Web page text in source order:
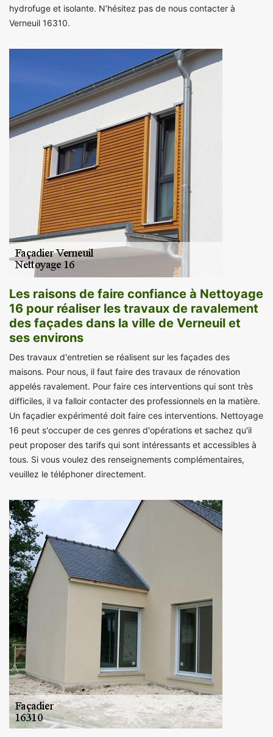
hydrofuge et isolante. N’hésitez pas de nous contacter à
Verneuil 16310.
Les raisons de faire confiance à Nettoyage
16 pour réaliser les travaux de ravalement
des façades dans la ville de Verneuil et
ses environs
Des travaux d'entretien se réalisent sur les façades des
maisons. Pour nous, il faut faire des travaux de rénovation
appelés ravalement. Pour faire ces interventions qui sont très
difficiles, il va falloir contacter des professionnels en la matière.
Un façadier expérimenté doit faire ces interventions. Nettoyage
16 peut s'occuper de ces genres d'opérations et sachez qu'il
peut proposer des tarifs qui sont intéressants et accessibles à
tous. Si vous voulez des renseignements complémentaires,
veuillez le téléphoner directement.